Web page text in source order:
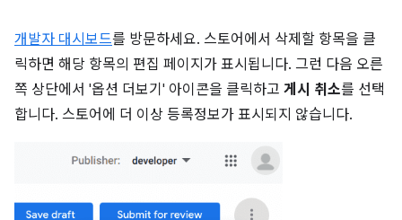
개발자 대시보드를 방문하세요. 스토어에서 삭제할 항목을 클
릭하면 해당 항목의 편집 페이지가 표시됩니다. 그런 다음 오른
쪽 상단에서 '옵션 더보기' 아이콘을 클릭하고 게시 취소를 선택
합니다. 스토어에 더 이상 등록정보가 표시되지 않습니다.